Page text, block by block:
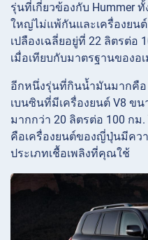
รุ่นที่เกี่ยวข้องกับ Hummer
ใหญ่ไม่แพ้กันและเครื่องยน
เปลืองเฉลี่ยอยู่ที่ 22 ลิตรต่
เมื่อเทียบกับมาตรฐานของอ
อีกหนึ่งรุ่นที่กินน้ำมันมากคือ
เบนซินที่มีเครื่องยนต์ V8 ขน
มากกว่า 20 ลิตรต่อ 100 กม
คือเครื่องยนต์ของญี่ปุ่นมีคว
ประเภทเชื้อเพลิงที่คุณใช้